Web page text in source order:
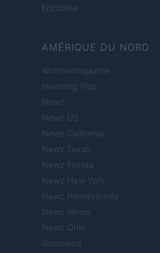
Encocina
AMÉRIQUE DU NORD
Womanmagazine
Investing Plus
Newz
Newz US
Newz California
Newz Texas
Newz Florida
Newz New York
Newz Pennsylvania
Newz Illinois
Newz Ohio
Gameland